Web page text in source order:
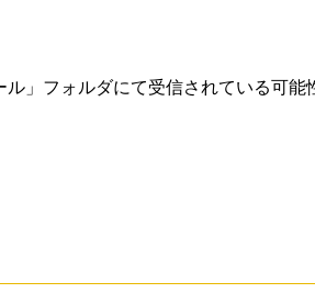
」フォルダにて受信されている可能